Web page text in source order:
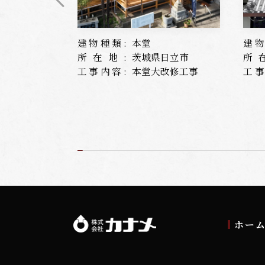
建物種類: 本堂
所在地: 茨城県日立市
工事内容: 本堂大改修工事
建
所
工
ホー